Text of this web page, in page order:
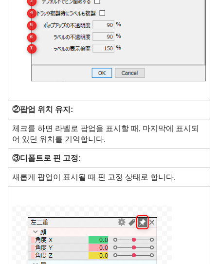
②팝업 위치 유지:
체크를 하면 라벨로 팝업을 표시할 때, 마지막에 표시되
어 있던 위치를 기억합니다.
③디폴트로 핀 고정:
새롭게 팝업이 표시될 때 핀 고정 상태로 합니다.